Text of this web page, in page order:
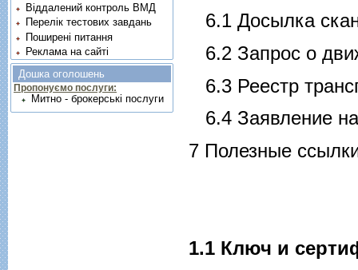
6.1 Досылка
6.2 Запрос о
6.3 Реестр
6.4 Заявление
7 Полезные
1.1 Ключ и
Віддалений контроль ВМД
Перелік тестових завдань
Поширені питання
Реклама на сайті
Дошка оголошень
Пропонуємо послуги:
Митно - брокерські послуги